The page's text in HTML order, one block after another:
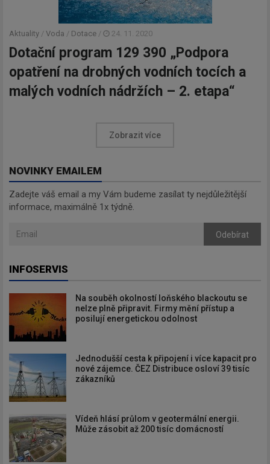
Aktuality / Voda / Dotace / 24. 11. 2020
Dotační program 129 390 „Podpora
opatření na drobných vodních tocích a
malých vodních nádržích – 2. etapa“
Zobrazit více
NOVINKY EMAILEM
Zadejte váš email a my Vám budeme zasílat ty nejdůležitější
informace, maximálně 1x týdně.
Odebírat
INFOSERVIS
Na souběh okolností loňského blackoutu se
nelze plně připravit. Firmy mění přístup a
posilují energetickou odolnost
Jednodušší cesta k připojení i více kapacit pro
nové zájemce. ČEZ Distribuce osloví 39 tisíc
zákazníků
Vídeň hlásí průlom v geotermální energii.
Může zásobit až 200 tisíc domácností